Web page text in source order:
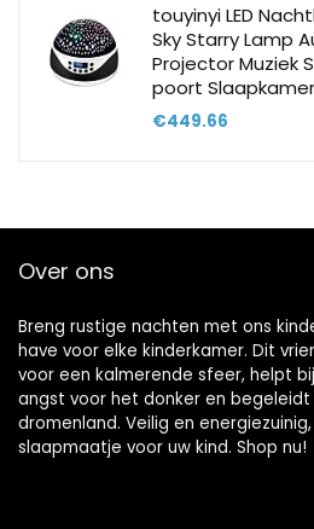
touyinyi LED
Sky Starry Lamp
Projector Muziek
poort
€449.66
Over ons
Breng rustige nachten met ons
have voor elke kinderkamer. Dit
voor een kalmerende sfeer, helpt
angst voor het donker en
dromenland. Veilig en
slaapmaatje voor uw kind. Shop nu!